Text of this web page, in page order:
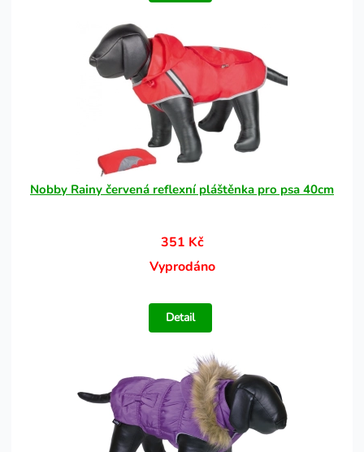
Nobby Rainy červená reflexní pláštěnka pro psa 40cm
351 Kč
Vyprodáno
Detail